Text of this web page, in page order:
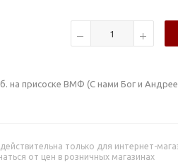
на присоске ВМФ (С нами Бог и
только для интернет-
от цен в розничных магазинах